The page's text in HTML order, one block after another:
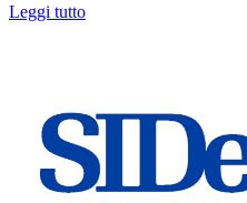
Leggi tutto